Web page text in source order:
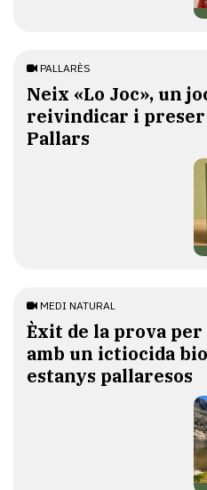
PALLARÈS
​Neix «Lo Joc», un
reivindicar i
Pallars
MEDI NATURAL
Èxit de la prova
amb un ictiocida
estanys pallaresos